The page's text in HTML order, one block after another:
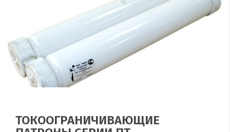
ТОКООГРАНИЧИВАЮЩИЕ